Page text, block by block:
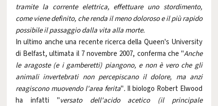
tramite la corrente elettrica, effettuare uno stordimento,
come viene definito, che renda il meno doloroso e il più rapido
possibile il passaggio dalla vita alla morte.
In ultimo anche una recente ricerca della Queen's University
di Belfast, ultimata il 7 novembre 2007, conferma che "Anche
le aragoste (e i gamberetti) piangono, e non è vero che gli
animaliinvertebrati non percepiscano il dolore, ma anzi
reagiscono muovendo l'area ferita". Il biologo Robert Elwood
ha infatti "versato dell'acido acetico (il principale